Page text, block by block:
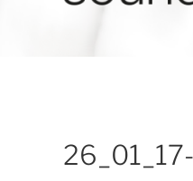
sound Soulmates